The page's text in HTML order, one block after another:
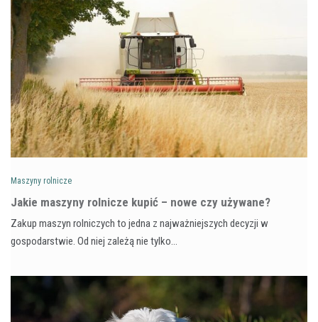
Maszyny rolnicze
Jakie maszyny rolnicze kupić – nowe czy używane?
Zakup maszyn rolniczych to jedna z najważniejszych decyzji w
gospodarstwie. Od niej zależą nie tylko…